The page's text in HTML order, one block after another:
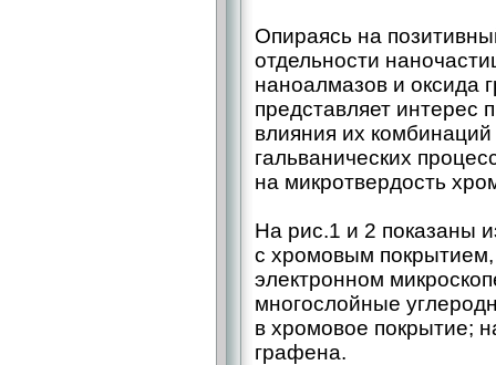
Опираясь на
отдельности
наноалмазов и оксида
представляет интерес
влияния их комбинаций
гальванических
на микротвердость
На рис.1 и 2 показаны
с хромовым
электронном
многослойные
в хромовое покрытие;
графена.